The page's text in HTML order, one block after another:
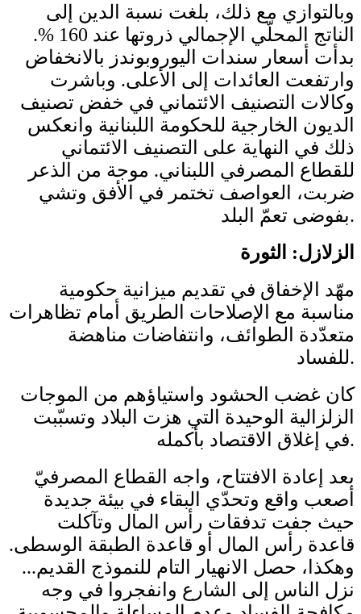
وبالتوازي مع ذلك، بلغت نسبة الدين إلى
الناتج المحلّي الإجمالي ذروتها عند 160 %.
بدأت أسعار سندات اليوروبوندز بالانخفاض
وارتفعت العائدات إلى الأعلى. وباشرت
وكالات التصنيف الائتماني في خفض تصنيف
الديون الخارجية للحكومة اللبنانية وانعكس
ذلك في النهاية على التصنيف الائتماني
للقطاع المصرفي اللبناني. موجة من الذعر
ضربت، العواصف تختمر في الأفق وتشي
بفوضى تعمّ البلد.
الزلازل: الثورة
مهّد الإخفاق في تقديم ميزانية حكومية
مناسبة مع الإصلاحات الطريق أمام تظاهرات
متعدّدة الطوائف، وانتفاضات مناهضة
للفساد.
كان غضب الحشود واستياؤهم من الموجات
الزلزالية الوحيدة التي هزت البلاد وتسبّبت
في إغلاق الاقتصاد بأكمله.
بعد إعادة الافتتاح، واجه القطاع المصرفيّ
أصعب واقع وتحدّي البقاء في بيئة جديدة
حيث جفت تدفقات رأس المال وتآكلت
قاعدة رأس المال أو قاعدة الطبقة الوسطى.
وهكذا، حصل الانهيار التام للنموذج القديم...
نزل الناس إلى الشارع وانفجروا في وجه